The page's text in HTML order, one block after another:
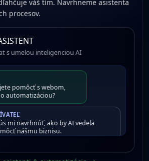
váš tím. Navrhneme asistenta
procesov.
s umelou inteligenciou AI
pomôcť s webom,
automatizáciou?
mi navrhnúť, ako by AI vedela
nášmu biznisu.